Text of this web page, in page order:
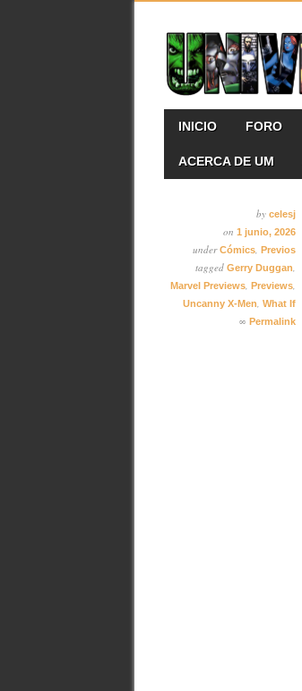
MAIN MENU
INICIO FORO
ACERCA DE UM
by celesj
on 1 junio, 2026
underCómics Previos
tagged Gerry Duggan
Marvel Previews Previews
Uncanny X-Men What If
∞ Permalink